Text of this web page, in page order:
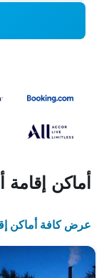
أماكن
عرض كافة أماكن